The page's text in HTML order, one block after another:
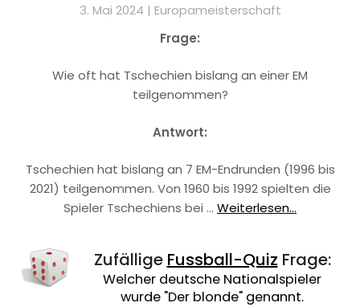
3. Mai 2024 | Europameisterschaft
Frage:
Wie oft hat Tschechien bislang an einer EM
teilgenommen?
Antwort:
Tschechien hat bislang an 7 EM-Endrunden (1996 bis
2021) teilgenommen. Von 1960 bis 1992 spielten die
Spieler Tschechiens bei … Weiterlesen...
Zufällige Fussball-Quiz Frage:
Welcher deutsche Nationalspieler
wurde "Der blonde" genannt.